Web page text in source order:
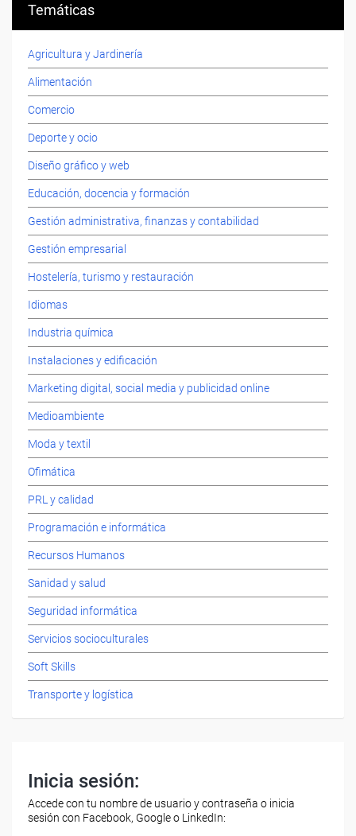
Temáticas
Agricultura y Jardinería
Alimentación
Comercio
Deporte y ocio
Diseño gráfico y web
Educación, docencia y formación
Gestión administrativa, finanzas y contabilidad
Gestión empresarial
Hostelería, turismo y restauración
Idiomas
Industria química
Instalaciones y edificación
Marketing digital, social media y publicidad online
Medioambiente
Moda y textil
Ofimática
PRL y calidad
Programación e informática
Recursos Humanos
Sanidad y salud
Seguridad informática
Servicios socioculturales
Soft Skills
Transporte y logística
Inicia sesión:
Accede con tu nombre de usuario y contraseña o inicia
sesión con Facebook, Google o LinkedIn: